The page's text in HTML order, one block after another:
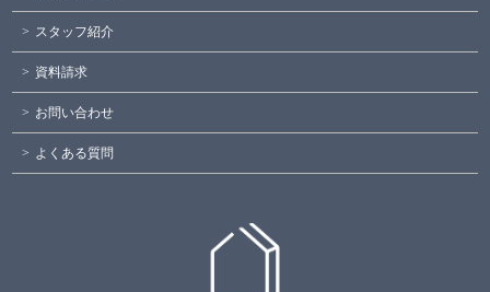
スタッフ紹介
資料請求
お問い合わせ
よくある質問